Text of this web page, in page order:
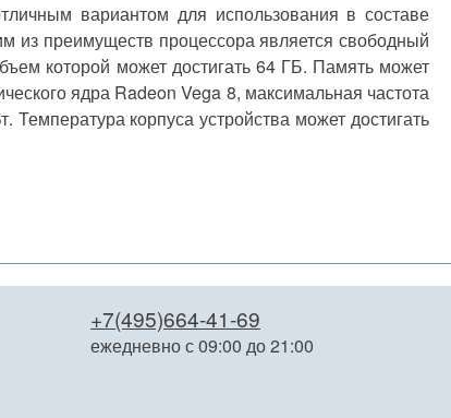
вариантом для использования в составе
из преимуществ процессора является свободный
которой может достигать 64 ГБ. Память может
ядра Radeon Vega 8, максимальная частота
корпуса устройства может достигать
+7(495)664-41-69
ежедневно с 09:00 до 21:00